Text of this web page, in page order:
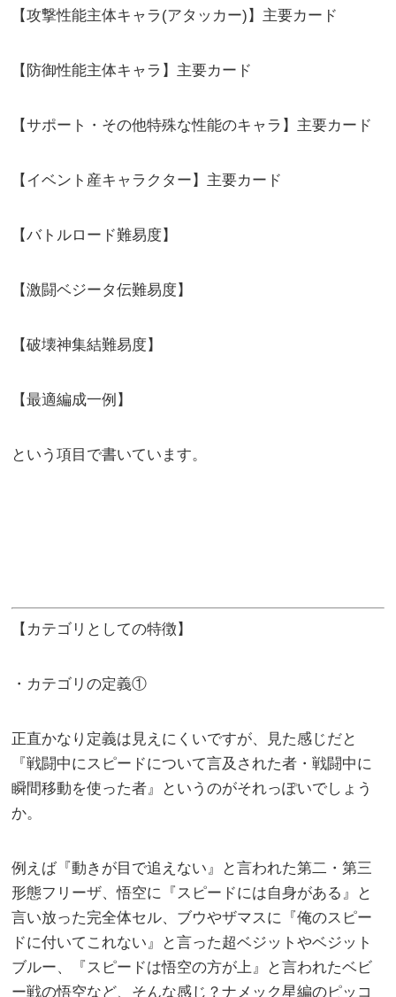
【攻撃性能主体キャラ(アタッカー)】主要カード
【防御性能主体キャラ】主要カード
【サポート・その他特殊な性能のキャラ】主要カード
【イベント産キャラクター】主要カード
【バトルロード難易度】
【激闘ベジータ伝難易度】
【破壊神集結難易度】
【最適編成一例】
という項目で書いています。
【カテゴリとしての特徴】
・カテゴリの定義①
正直かなり定義は見えにくいですが、見た感じだと
『戦闘中にスピードについて言及された者・戦闘中に
瞬間移動を使った者』というのがそれっぽいでしょう
か。
例えば『動きが目で追えない』と言われた第二・第三
形態フリーザ、悟空に『スピードには自身がある』と
言い放った完全体セル、ブウやザマスに『俺のスピー
ドに付いてこれない』と言った超ベジットやベジット
ブルー、『スピードは悟空の方が上』と言われたベビ
ー戦の悟空など、そんな感じ？ナメック星編のピッコ